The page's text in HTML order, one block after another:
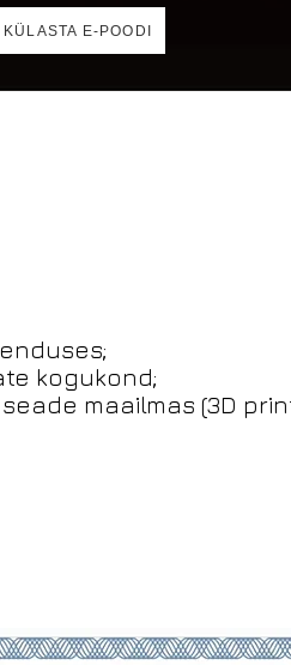
KÜLASTA E-POODI
kogukond;
maailmas (3D